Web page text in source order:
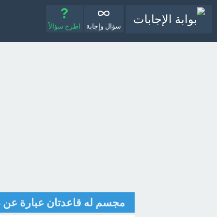
سؤال وإجابة اطرح سؤالاً
مجسم له قاعدتان عبارة عن